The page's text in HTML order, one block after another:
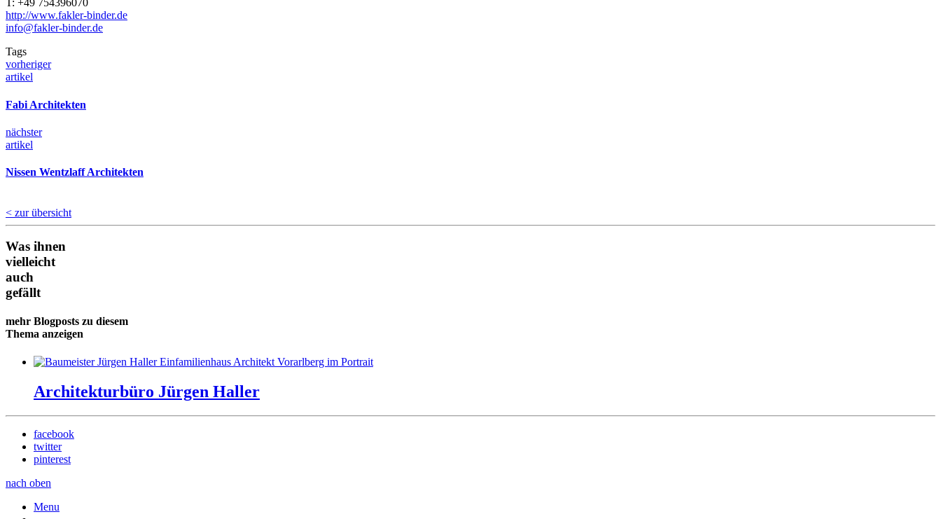
T: +49 754396070
http://www.fakler-binder.de
info@fakler-binder.de
Tags
vorheriger
artikel
Fabi Architekten
nächster
artikel
Nissen Wentzlaff Architekten
< zur übersicht
Was ihnen
vielleicht
auch
gefällt
mehr Blogposts zu diesem
Thema anzeigen
Architekturbüro Jürgen Haller
facebook
twitter
pinterest
nach oben
Menu